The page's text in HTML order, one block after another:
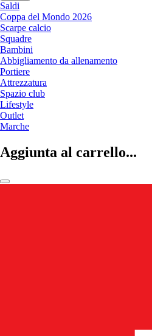
Saldi
Coppa del Mondo 2026
Scarpe calcio
Squadre
Bambini
Abbigliamento da allenamento
Portiere
Attrezzatura
Spazio club
Lifestyle
Outlet
Marche
Aggiunta al carrello...